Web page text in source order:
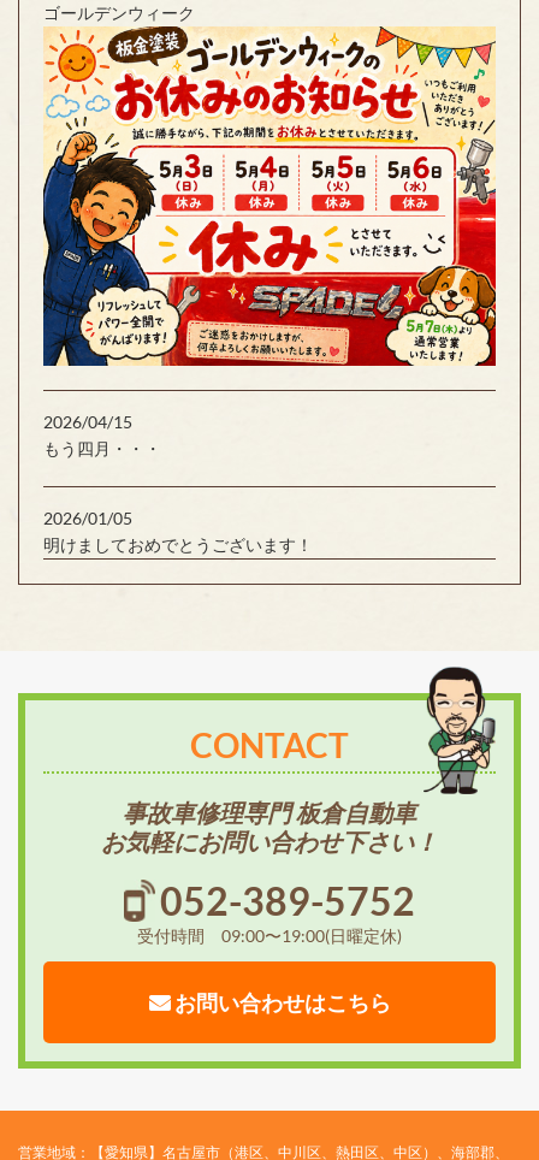
ゴールデンウィーク
2026/04/15
もう四月・・・
2026/01/05
明けましておめでとうございます！
CONTACT
事故車修理専門 板倉自動車
お気軽にお問い合わせ下さい！
052-389-5752
受付時間 09:00〜19:00(日曜定休)
お問い合わせはこちら
営業地域：【愛知県】名古屋市（港区、中川区、熱田区、中区）、海部郡、